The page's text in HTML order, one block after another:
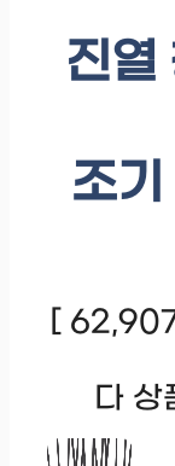
진열
조
[
다 상